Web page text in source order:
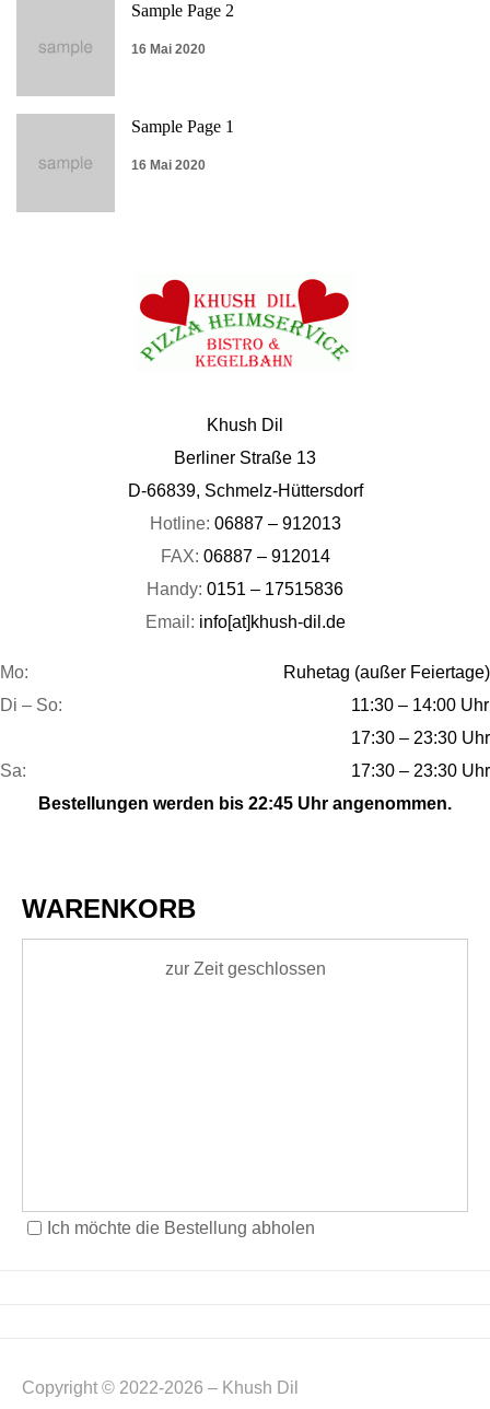
Sample Page 2
16 Mai 2020
Sample Page 1
16 Mai 2020
Khush Dil
Berliner Straße 13
D-66839, Schmelz-Hüttersdorf
Hotline: 06887 – 912013
FAX: 06887 – 912014
Handy: 0151 – 17515836
Email: info[at]khush-dil.de
Mo:
Ruhetag (außer Feiertage)
Di – So:
11:30 – 14:00 Uhr
17:30 – 23:30 Uhr
Sa:
17:30 – 23:30 Uhr
Bestellungen werden bis 22:45 Uhr angenommen.
WARENKORB
zur Zeit geschlossen
Ich möchte die Bestellung abholen
Copyright © 2022-2026 – Khush Dil